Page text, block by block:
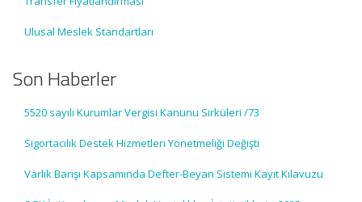
Ulusal Meslek Standartları
Son Haberler
5520 sayılı Kurumlar Vergisi Kanunu Sirküleri /73
Sigortacılık Destek Hizmetleri Yönetmeliği Değişti
Varlık Barışı Kapsamında Defter-Beyan Sistemi Kayıt Kılavuzu